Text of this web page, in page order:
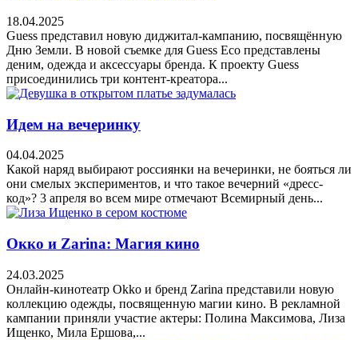
18.04.2025
Guess представил новую диджитал-кампанию, посвящённую
Дню Земли. В новой съемке для Guess Eco представлены
деним, одежда и аксессуары бренда. К проекту Guess
присоединились три контент-креатора...
Идем на вечеринку
04.04.2025
Какой наряд выбирают россиянки на вечеринки, не бояться ли
они смелых экспериментов, и что такое вечерний «дресс-
код»? 3 апреля во всем мире отмечают Всемирный день...
Окко и Zarina: Магия кино
24.03.2025
Онлайн-кинотеатр Okko и бренд Zarina представили новую
коллекцию одежды, посвященную магии кино. В рекламной
кампании приняли участие актеры: Полина Максимова, Лиза
Ищенко, Мила Ершова,...